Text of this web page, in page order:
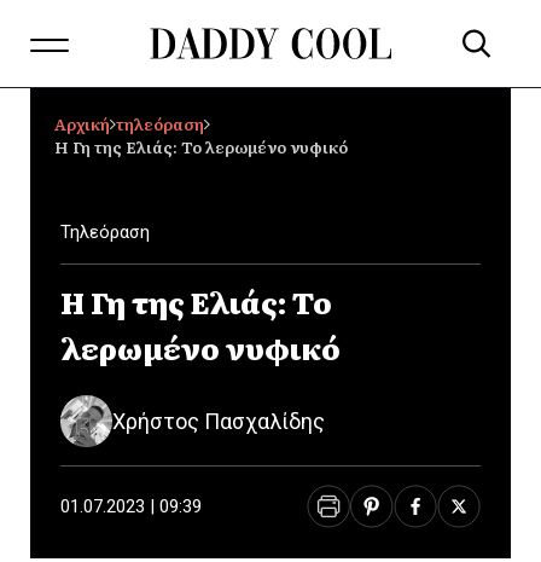
Αρχική τηλεόραση
Η Γη της Ελιάς: Το λερωμένο νυφικό
Τηλεόραση
Η Γη της Ελιάς: Το
λερωμένο νυφικό
Χρήστος Πασχαλίδης
01.07.2023 | 09:39